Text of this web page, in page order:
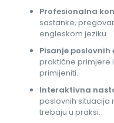
Profesionalna
sastanke,
engleskom jeziku.
Pisanje
praktične primjere
primijeniti.
Interaktivna
poslovnih situacija
trebaju u praksi.